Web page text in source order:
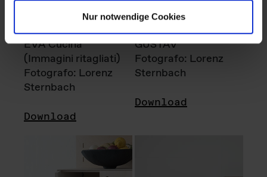
Nur notwendige Cookies
EVA Cucina
(Immagini ritagliati)
Fotografo: Lorenz
Sternbach
Download
GUSTAV
Fotografo: Lorenz
Sternbach
Download